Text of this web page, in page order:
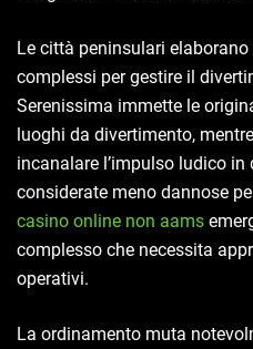
Le città peninsulari
complessi per gestire il
Serenissima immette le
luoghi da divertimento,
incanalare l’impulso ludico
considerate meno dannose
casino online non aams
complesso che necessita
operativi.
La ordinamento muta